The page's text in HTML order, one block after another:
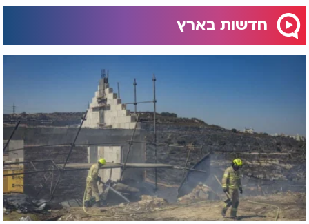
חדשות בארץ